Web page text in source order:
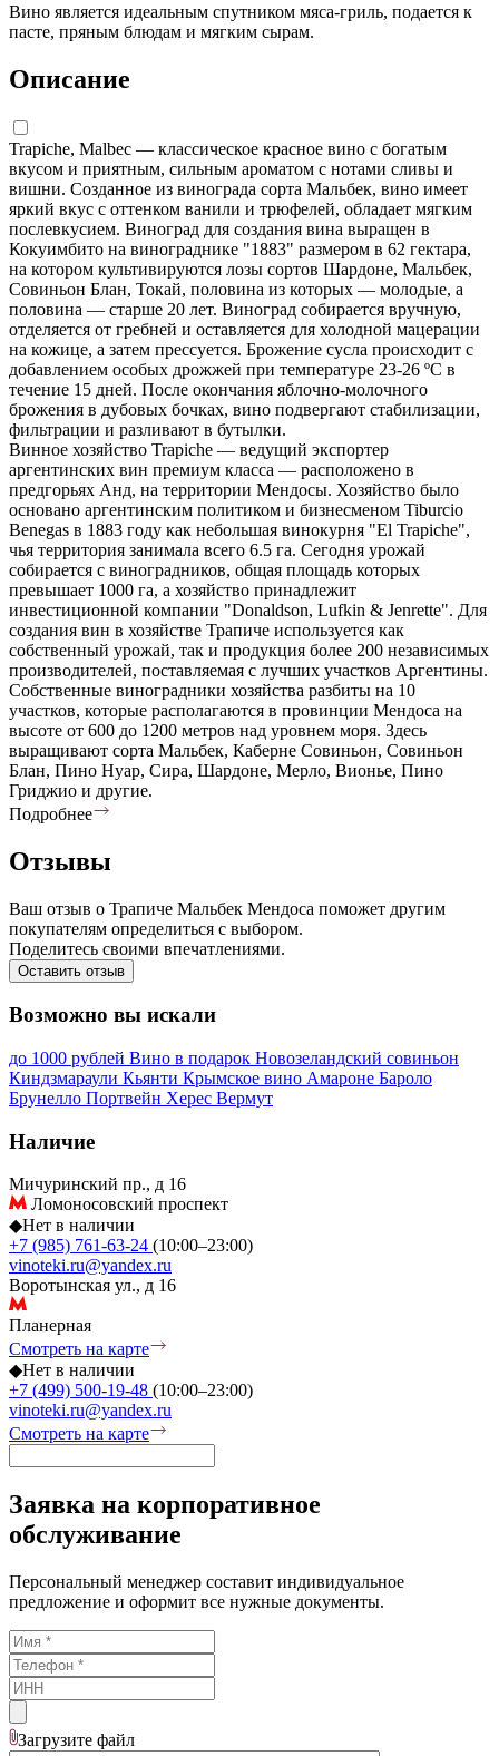
Вино является идеальным спутником мяса-гриль, подается к
пасте, пряным блюдам и мягким сырам.
Описание
Trapiche, Malbec — классическое красное вино с богатым
вкусом и приятным, сильным ароматом с нотами сливы и
вишни. Созданное из винограда сорта Мальбек, вино имеет
яркий вкус с оттенком ванили и трюфелей, обладает мягким
послевкусием. Виноград для создания вина выращен в
Кокуимбито на винограднике "1883" размером в 62 гектара,
на котором культивируются лозы сортов Шардоне, Мальбек,
Совиньон Блан, Токай, половина из которых — молодые, а
половина — старше 20 лет. Виноград собирается вручную,
отделяется от гребней и оставляется для холодной мацерации
на кожице, а затем прессуется. Брожение сусла происходит с
добавлением особых дрожжей при температуре 23-26 ºC в
течение 15 дней. После окончания яблочно-молочного
брожения в дубовых бочках, вино подвергают стабилизации,
фильтрации и разливают в бутылки.
Винное хозяйство Trapiche — ведущий экспортер
аргентинских вин премиум класса — расположено в
предгорьях Анд, на территории Мендосы. Хозяйство было
основано аргентинским политиком и бизнесменом Tiburcio
Benegas в 1883 году как небольшая винокурня "El Trapiche",
чья территория занимала всего 6.5 га. Сегодня урожай
собирается с виноградников, общая площадь которых
превышает 1000 га, а хозяйство принадлежит
инвестиционной компании "Donaldson, Lufkin & Jenrette". Для
создания вин в хозяйстве Трапиче используется как
собственный урожай, так и продукция более 200 независимых
производителей, поставляемая с лучших участков Аргентины.
Собственные виноградники хозяйства разбиты на 10
участков, которые располагаются в провинции Мендоса на
высоте от 600 до 1200 метров над уровнем моря. Здесь
выращивают сорта Мальбек, Каберне Совиньон, Совиньон
Блан, Пино Нуар, Сира, Шардоне, Мерло, Вионье, Пино
Гриджио и другие.
Подробнее
Отзывы
Ваш отзыв о Трапиче Мальбек Мендоса поможет другим
покупателям определиться с выбором.
Поделитесь своими впечатлениями.
Оставить отзыв
Возможно вы искали
до 1000 рублей Вино в подарок Новозеландский совиньон
Киндзмараули Кьянти Крымское вино Амароне Бароло
Брунелло Портвейн Херес Вермут
Наличие
Мичуринский пр., д 16
Ломоносовский проспект
◆Нет в наличии
+7 (985) 761-63-24 (10:00–23:00)
vinoteki.ru@yandex.ru
Воротынская ул., д 16
Планерная
Смотреть на карте
◆Нет в наличии
+7 (499) 500-19-48 (10:00–23:00)
vinoteki.ru@yandex.ru
Смотреть на карте
Заявка на корпоративное
обслуживание
Персональный менеджер составит индивидуальное
предложение и оформит все нужные документы.
Загрузите файл